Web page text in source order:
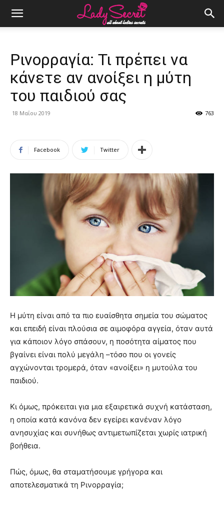
Ρινορραγία: Τι πρέπει να
κάνετε αν ανοίξει η μύτη
του παιδιού σας
18 Μαΐου 2019 763
Facebook Twitter
Η μύτη είναι από τα πιο ευαίσθητα σημεία του σώματος
και επειδή είναι πλούσια σε αιμοφόρα αγγεία, όταν αυτά
για κάποιον λόγο σπάσουν, η ποσότητα αίματος που
βγαίνει είναι πολύ μεγάλη –τόσο που οι γονείς
αγχώνονται τρομερά, όταν «ανοίξει» η μυτούλα του
παιδιού.
Κι όμως, πρόκειται για μια εξαιρετικά συχνή κατάσταση,
η οποία κατά κανόνα δεν εγείρει κανέναν λόγο
ανησυχίας και συνήθως αντιμετωπίζεται χωρίς ιατρική
βοήθεια.
Πώς, όμως, θα σταματήσουμε γρήγορα και
αποτελεσματικά τη Ρινορραγία;